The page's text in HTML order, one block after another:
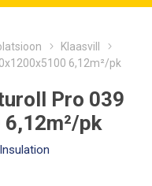
Klaasvill
6,12m²/pk
Pro 039
pk